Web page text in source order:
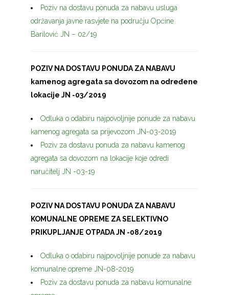
Poziv na dostavu ponuda za nabavu usluga
održavanja javne rasvjete na području Općine
Barilović JN – 02/19
POZIV NA DOSTAVU PONUDA ZA NABAVU
kamenog agregata sa dovozom na određene
lokacije JN -03/2019
Odluka o odabiru najpovoljnije ponude za nabavu
kamenog agregata sa prijevozom JN-03-2019
Poziv za dostavu ponuda za nabavu kamenog
agregata sa dovozom na lokacije koje odredi
naručitelj JN -03-19
POZIV NA DOSTAVU PONUDA ZA NABAVU
KOMUNALNE OPREME ZA SELEKTIVNO
PRIKUPLJANJE OTPADA JN -08/2019
Odluka o odabiru najpovoljnije ponude za nabavu
komunalne opreme JN-08-2019
Poziv za dostavu ponuda za nabavu komunalne